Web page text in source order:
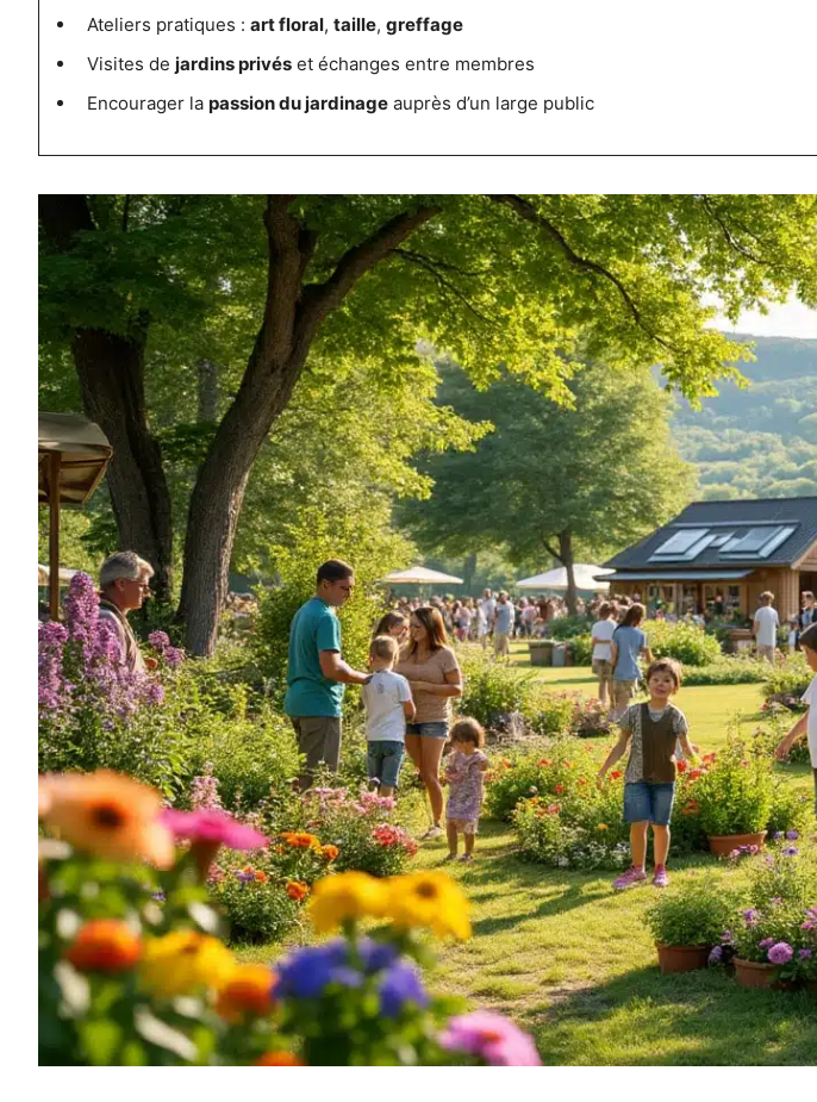
Ateliers pratiques : art floral, taille, greffage
Visites de jardins privéset échanges entre membres
Encourager la passion du jardinageauprès d’un large public